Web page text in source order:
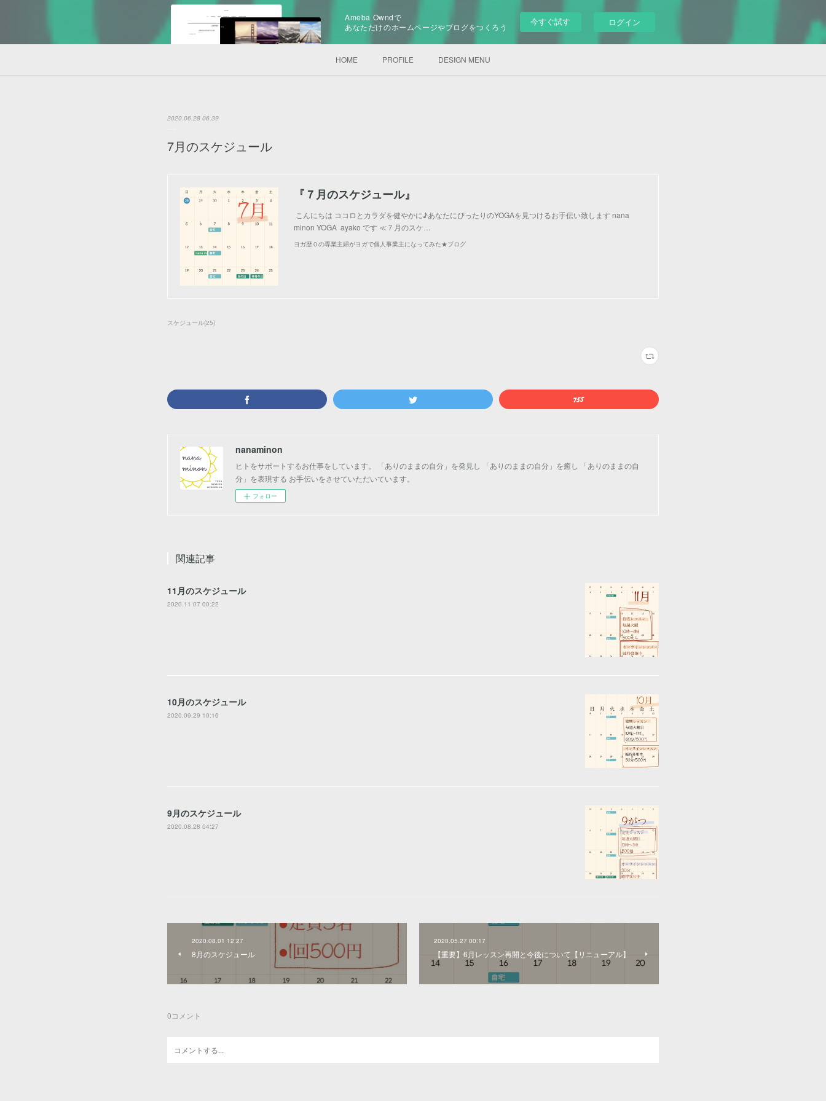
Ameba Owndで
あなただけのホームページやブログをつくろう
今すぐ試す ログイン
HOME PROFILE DESIGN MENU
2020.06.28 06:39
7月のスケジュール
『７月のスケジュール』
こんにちは ココロとカラダを健やかに♪あなたにぴったりのYOGAを見つけるお手伝い致します nana
minon YOGA ayako です ≪７月のスケ…
ヨガ歴０の専業主婦がヨガで個人事業主になってみた★ブログ
スケジュール(25)
nanaminon
ヒトをサポートするお仕事をしています。 「ありのままの自分」を発見し 「ありのままの自分」を癒し 「ありのままの自
分」を表現する お手伝いをさせていただいています。
フォロー
関連記事
11月のスケジュール
2020.11.07 00:22
10月のスケジュール
2020.09.29 10:16
9月のスケジュール
2020.08.28 04:27
2020.08.01 12:27
8月のスケジュール
2020.05.27 00:17
【重要】6月レッスン再開と今後について【リニューアル】
0コメント